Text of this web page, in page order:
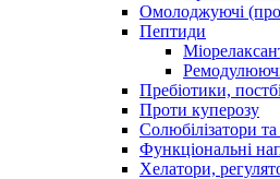
Омолоджуючі
Пептиди
Пребіотики,
Проти куперозу
Солюбілізатори
Функціональні
Хелатори,